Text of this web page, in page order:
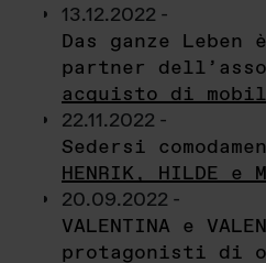
13.12.2022 -
Das ganze
partner
acquisto di
22.11.2022 -
Sedersi
HENRIK, HILDE e
20.09.2022 -
VALENTINA e
protagonisti di